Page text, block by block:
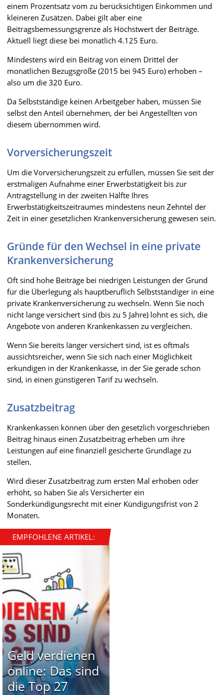
einem Prozentsatz vom zu berücksichtigen Einkommen und
kleineren Zusätzen. Dabei gilt aber eine
Beitragsbemessungsgrenze als Höchstwert der Beiträge.
Aktuell liegt diese bei monatlich 4.125 Euro.
Mindestens wird ein Beitrag von einem Drittel der
monatlichen Bezugsgröße (2015 bei 945 Euro) erhoben –
also um die 320 Euro.
Da Selbstständige keinen Arbeitgeber haben, müssen Sie
selbst den Anteil übernehmen, der bei Angestellten von
diesem übernommen wird.
Vorversicherungszeit
Um die Vorversicherungszeit zu erfüllen, müssen Sie seit der
erstmaligen Aufnahme einer Erwerbstätigkeit bis zur
Antragstellung in der zweiten Hälfte Ihres
Erwerbstätigkeitszeitraumes mindestens neun Zehntel der
Zeit in einer gesetzlichen Krankenversicherung gewesen sein.
Gründe für den Wechsel in eine private
Krankenversicherung
Oft sind hohe Beiträge bei niedrigen Leistungen der Grund
für die Überlegung als hauptberuflich Selbstständiger in eine
private Krankenversicherung zu wechseln. Wenn Sie noch
nicht lange versichert sind (bis zu 5 Jahre) lohnt es sich, die
Angebote von anderen Krankenkassen zu vergleichen.
Wenn Sie bereits länger versichert sind, ist es oftmals
aussichtsreicher, wenn Sie sich nach einer Möglichkeit
erkundigen in der Krankenkasse, in der Sie gerade schon
sind, in einen günstigeren Tarif zu wechseln.
Zusatzbeitrag
Krankenkassen können über den gesetzlich vorgeschrieben
Beitrag hinaus einen Zusatzbeitrag erheben um ihre
Leistungen auf eine finanziell gesicherte Grundlage zu
stellen.
Wird dieser Zusatzbeitrag zum ersten Mal erhoben oder
erhöht, so haben Sie als Versicherter ein
Sonderkündigungsrecht mit einer Kündigungsfrist von 2
Monaten.
EMPFOHLENE ARTIKEL:
Geld verdienen
online: Das sind
die Top 27